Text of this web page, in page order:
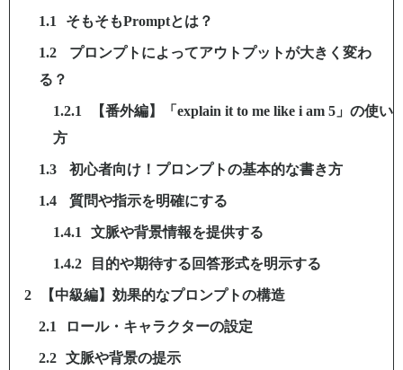
そもそもPromptとは？
プロンプトによってアウトプットが大きく変わ
る？
【番外編】「explain it to me like i am 5」の使い
方
初心者向け！プロンプトの基本的な書き方
質問や指示を明確にする
文脈や背景情報を提供する
目的や期待する回答形式を明示する
【中級編】効果的なプロンプトの構造
ロール・キャラクターの設定
文脈や背景の提示